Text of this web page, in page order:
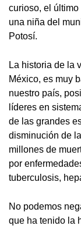
curioso, el
una niña del
Potosí.
La historia de la
México, es muy
nuestro país,
líderes en
de las grandes
disminución de
millones de
por
tuberculosis,
No podemos
que ha tenido la